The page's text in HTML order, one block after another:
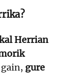
Herrian
gure